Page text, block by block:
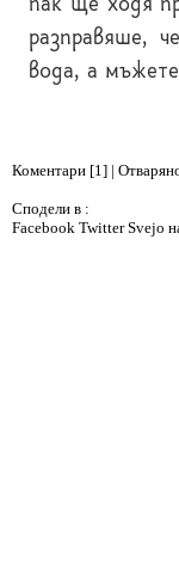
разправяше,
вода, а
Коментари [1] |
Сподели в :
Facebook TwitterSvejo